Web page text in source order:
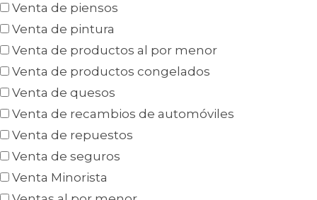
Venta de piensos
Venta de pintura
Venta de productos al por menor
Venta de productos congelados
Venta de quesos
Venta de recambios de automóviles
Venta de repuestos
Venta de seguros
Venta Minorista